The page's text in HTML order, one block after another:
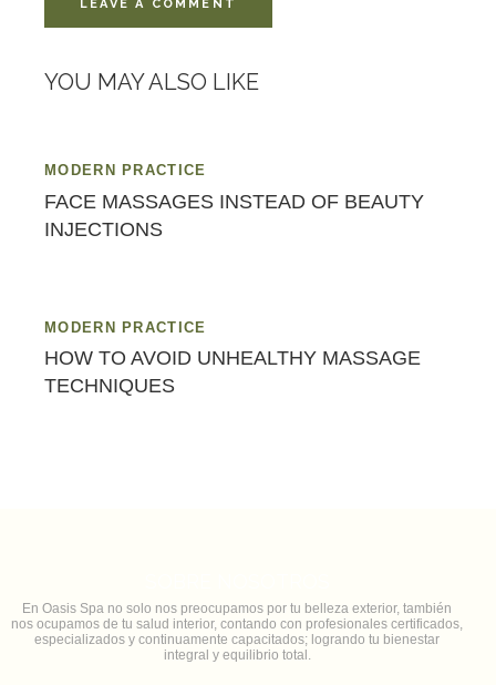
YOU MAY ALSO LIKE
MODERN PRACTICE
FACE MASSAGES INSTEAD OF BEAUTY
INJECTIONS
MODERN PRACTICE
HOW TO AVOID UNHEALTHY MASSAGE
TECHNIQUES
En Oasis Spa no solo nos preocupamos por tu belleza exterior, también
nos ocupamos de tu salud interior, contando con profesionales certificados,
especializados y continuamente capacitados; logrando tu bienestar
integral y equilibrio total.